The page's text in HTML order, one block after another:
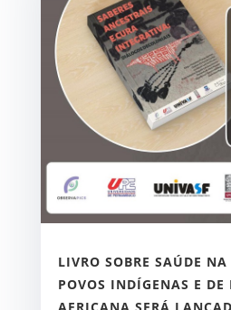
LIVRO SOBRE SAÚDE NA
POVOS INDÍGENAS E DE